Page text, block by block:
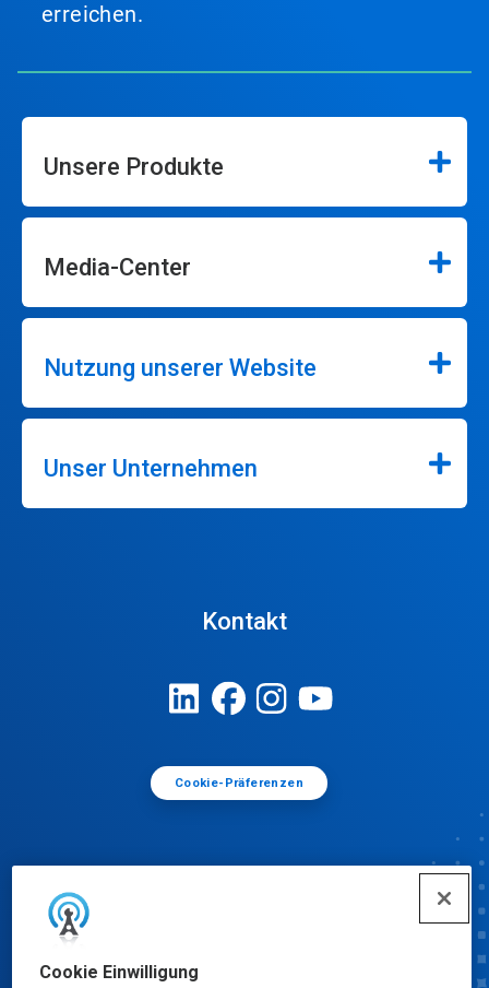
Cookie Einwilligung
erreichen.
Unsere Produkte
Media-Center
Nutzung unserer Website
Unser Unternehmen
Kontakt
Cookie-Präferenzen